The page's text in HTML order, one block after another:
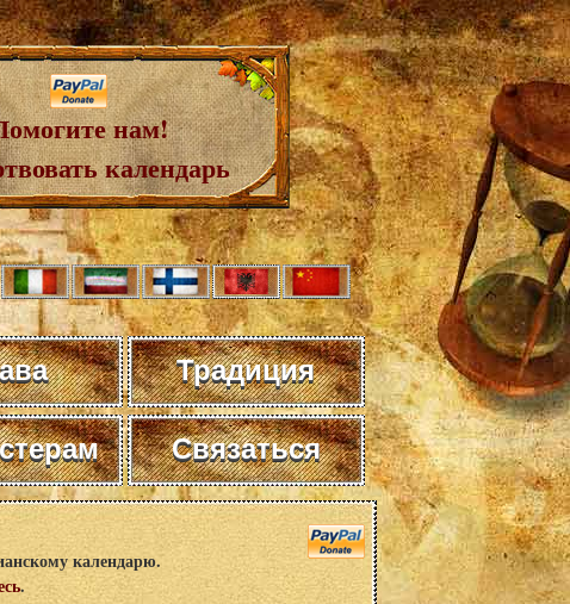
нам!
календарь
Традиция
Связаться
календарю.
.